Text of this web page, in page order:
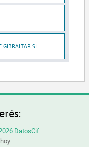
GIBRALTAR SL
DatosCif